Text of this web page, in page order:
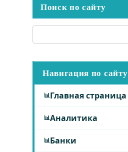
Поиск по сайту
Навигация по сайту
Главная страница
Аналитика
Банки